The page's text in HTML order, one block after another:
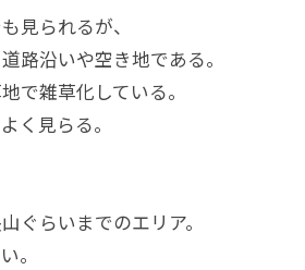
見られるが、
路沿いや空き地である。
で雑草化している。
く見らる。
ぐらいまでのエリア。
。